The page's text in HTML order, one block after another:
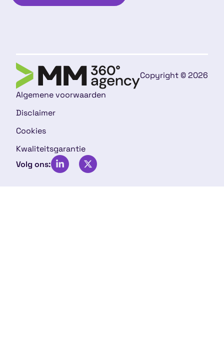
Copyright © 2026
Algemene voorwaarden
Disclaimer
Cookies
Kwaliteitsgarantie
Volg ons: